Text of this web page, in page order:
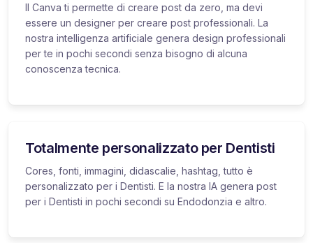
Il Canva ti permette di creare post da zero, ma devi
essere un designer per creare post professionali. La
nostra intelligenza artificiale genera design professionali
per te in pochi secondi senza bisogno di alcuna
conoscenza tecnica.
Totalmente personalizzato per Dentisti
Cores, fonti, immagini, didascalie, hashtag, tutto è
personalizzato per i Dentisti. E la nostra IA genera post
per i Dentisti in pochi secondi su Endodonzia e altro.